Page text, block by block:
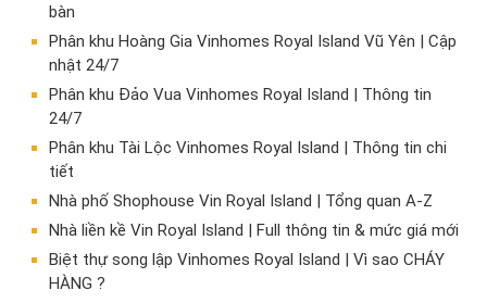
bàn
Phân khu Hoàng Gia Vinhomes Royal Island Vũ Yên | Cập
nhật 24/7
Phân khu Đảo Vua Vinhomes Royal Island | Thông tin
24/7
Phân khu Tài Lộc Vinhomes Royal Island | Thông tin chi
tiết
Nhà phố Shophouse Vin Royal Island | Tổng quan A-Z
Nhà liền kề Vin Royal Island | Full thông tin & mức giá mới
​Biệt thự song lập Vinhomes Royal Island | Vì sao CHÁY
HÀNG ?